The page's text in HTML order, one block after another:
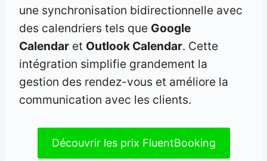
une synchronisation bidirectionnelle avec
des calendriers tels que Google
Calendar et Outlook Calendar. Cette
intégration simplifie grandement la
gestion des rendez-vous et améliore la
communication avec les clients.
Découvrir les prix FluentBooking